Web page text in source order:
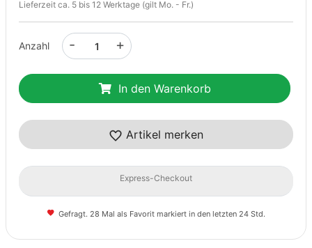
Lieferzeit ca. 5 bis 12 Werktage (gilt Mo. - Fr.)
Anzahl +
-
In den Warenkorb
Artikel merken
Express-Checkout
Gefragt. 28 Mal als Favorit markiert in den letzten 24 Std.